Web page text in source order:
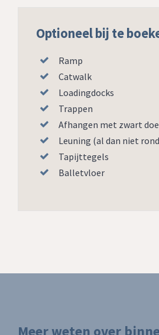
Optioneel bij te
Ramp
Catwalk
Loadingdocks
Trappen
Afhangen met zwart
Leuning (al dan niet
Tapijttegels
Balletvloer
Meer weten over